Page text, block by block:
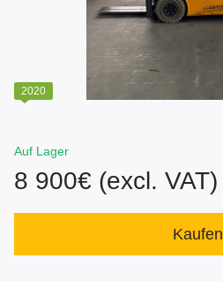
2020
Auf Lager
8 900€ (excl. VAT)
Kaufen